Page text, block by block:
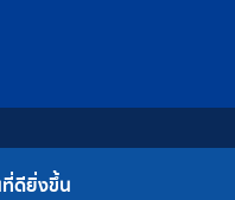
จำกัด
ที่ดียิ่งขึ้น